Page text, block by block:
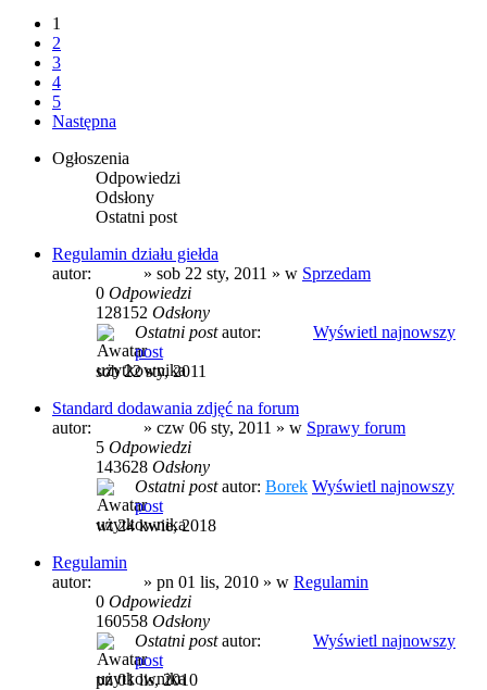
1
2
3
4
5
Następna
Ogłoszenia
Odpowiedzi
Odsłony
Ostatni post
Regulamin działu giełda
autor:
» sob 22 sty, 2011 » w Sprzedam
0 Odpowiedzi
128152 Odsłony
Ostatni postautor:
Wyświetl najnowszy
post
sob 22 sty, 2011
Standard dodawania zdjęć na forum
autor:
» czw 06 sty, 2011 » w Sprawy forum
5 Odpowiedzi
143628 Odsłony
Ostatni postautor: Borek Wyświetl najnowszy
post
wt 24 kwie, 2018
Regulamin
autor:
» pn 01 lis, 2010 » w Regulamin
0 Odpowiedzi
160558 Odsłony
Ostatni postautor:
Wyświetl najnowszy
post
pn 01 lis, 2010